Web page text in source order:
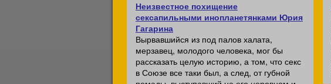
Неизвестное похищение
сексапильными инопланетянками Юрия
Гагарина
Вырвавшийся из под палов халата,
мерзавец, молодого человека, мог бы
рассказать целую историю, а том, что секс
в Союзе все таки был, а след, от губной